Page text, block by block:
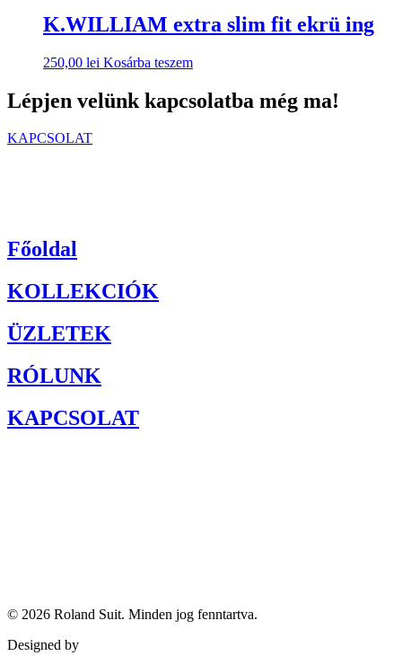
K.WILLIAM extra slim fit ekrü ing
250,00 lei Kosárba teszem
Lépjen velünk kapcsolatba még ma!
KAPCSOLAT
Főoldal
KOLLEKCIÓK
ÜZLETEK
RÓLUNK
KAPCSOLAT
© 2026 Roland Suit. Minden jog fenntartva.
Designed by